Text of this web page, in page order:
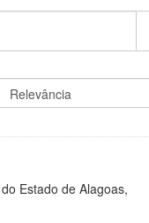
Estado de Alagoas,